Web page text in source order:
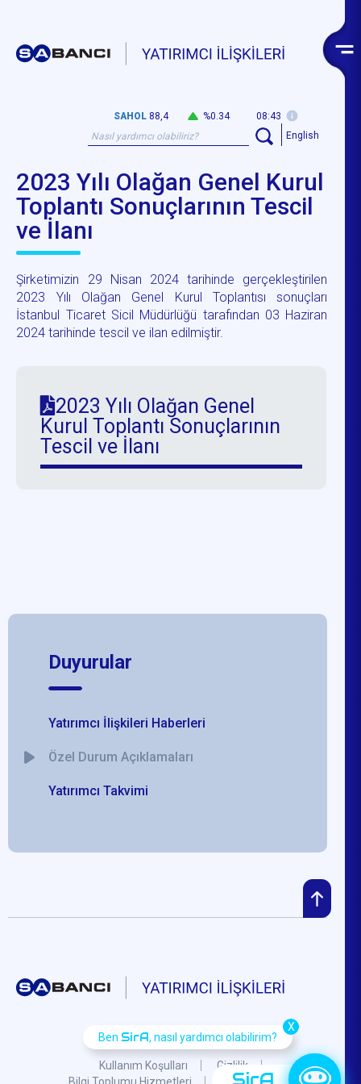
SAHOL 88,4 %0.34
08:43
English
2023 Yılı Olağan Genel Kurul
Toplantı Sonuçlarının Tescil
ve İlanı
Şirketimizin 29 Nisan 2024 tarihinde gerçekleştirilen
2023 Yılı Olağan Genel Kurul Toplantısı sonuçları
İstanbul Ticaret Sicil Müdürlüğü tarafından 03 Haziran
2024 tarihinde tescil ve ilan edilmiştir.
2023 Yılı Olağan Genel
Kurul Toplantı Sonuçlarının
Tescil ve İlanı
Duyurular
Yatırımcı İlişkileri Haberleri
Özel Durum Açıklamaları
Yatırımcı Takvimi
Kullanım Koşulları
Gizlilik
Bilgi Toplumu Hizmetleri
KVKK S.S.S.
SirA
Ben SirA, nasıl yardımcı olabilirim?
X